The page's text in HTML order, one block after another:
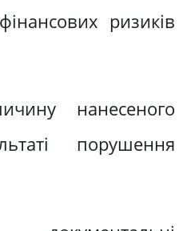
ризиків
нанесеного
порушення